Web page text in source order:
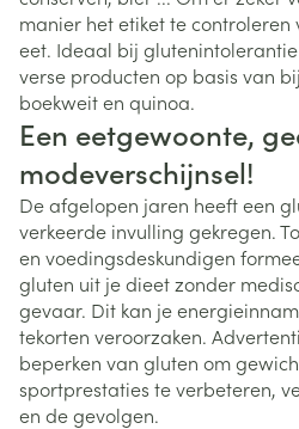
manier het etiket te
eet. Ideaal bij
verse producten op basis van
boekweit en quinoa.
Een eetgewoonte,
modeverschijnsel!
De afgelopen jaren heeft een
verkeerde invulling gekregen.
en voedingsdeskundigen
gluten uit je dieet zonder
gevaar. Dit kan je
tekorten veroorzaken.
beperken van gluten om
sportprestaties te verbeteren,
en de gevolgen.